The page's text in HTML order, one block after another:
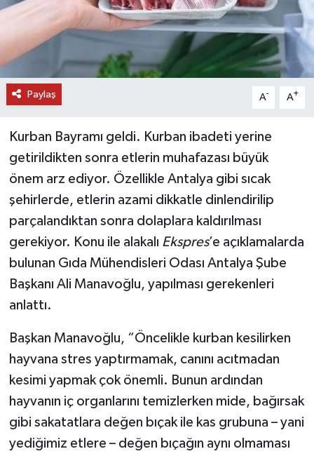
Paylaş A- A+
Kurban Bayramı geldi. Kurban ibadeti yerine
getirildikten sonra etlerin muhafazası büyük
önem arz ediyor. Özellikle Antalya gibi sıcak
şehirlerde, etlerin azami dikkatle dinlendirilip
parçalandıktan sonra dolaplara kaldırılması
gerekiyor. Konu ile alakalı Ekspres’e açıklamalarda
bulunan Gıda Mühendisleri Odası Antalya Şube
Başkanı Ali Manavoğlu, yapılması gerekenleri
anlattı.
Başkan Manavoğlu, “Öncelikle kurban kesilirken
hayvana stres yaptırmamak, canını acıtmadan
kesimi yapmak çok önemli. Bunun ardından
hayvanın iç organlarını temizlerken mide, bağırsak
gibi sakatatlara değen bıçak ile kas grubuna – yani
yediğimiz etlere – değen bıçağın aynı olmaması
EĞİTİM
TURİZM
RÖPORTAJ
YAZARLAR
RESMİ İLAN
MAGAZİN